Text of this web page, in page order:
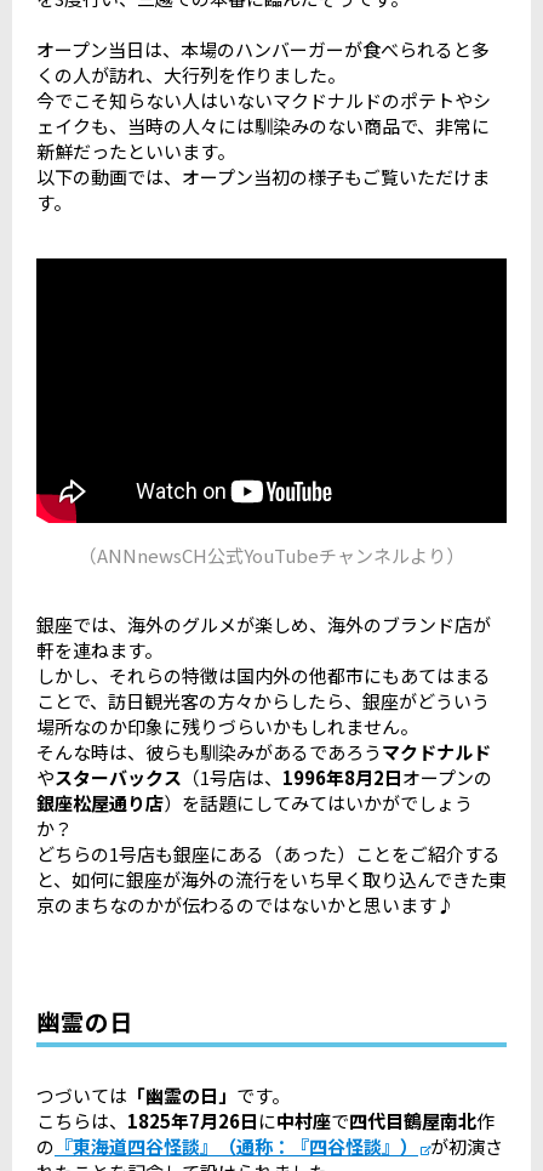
オープン当日は、本場のハンバーガーが食べられると多
くの人が訪れ、大行列を作りました。
今でこそ知らない人はいないマクドナルドのポテトやシ
ェイクも、当時の人々には馴染みのない商品で、非常に
新鮮だったといいます。
以下の動画では、オープン当初の様子もご覧いただけま
す。
（ANNnewsCH公式YouTubeチャンネルより）
銀座では、海外のグルメが楽しめ、海外のブランド店が
軒を連ねます。
しかし、それらの特徴は国内外の他都市にもあてはまる
ことで、訪日観光客の方々からしたら、銀座がどういう
場所なのか印象に残りづらいかもしれません。
そんな時は、彼らも馴染みがあるであろうマクドナルド
やスターバックス （1号店は、 1996年8月2日オープンの
銀座松屋通り店）を話題にしてみてはいかがでしょう
か？
どちらの1号店も銀座にある（あった）ことをご紹介する
と、如何に銀座が海外の流行をいち早く取り込んできた東
京のまちなのかが伝わるのではないかと思います♪
幽霊の日
つづいては 「幽霊の日」 です。
こちらは、 1825年7月26日に中村座で四代目鶴屋南北作
の 『東海道四谷怪談』（通称：『四谷怪談』）
が初演さ